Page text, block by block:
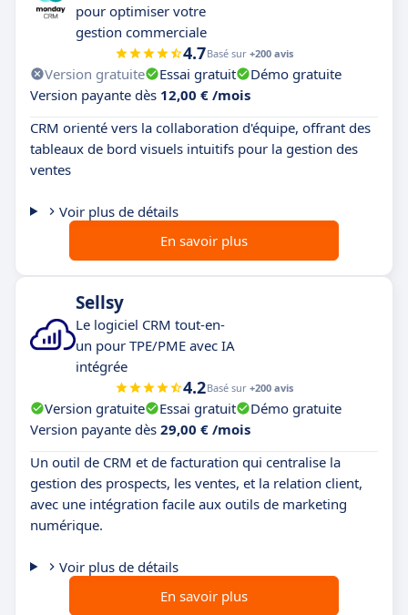
pour optimiser votre
gestion commerciale
4.7Basé sur +200 avis
Version gratuite Essai gratuit
Démo gratuite
Version payante dès 12,00 € /mois
CRM orienté vers la collaboration d'équipe, offrant des
tableaux de bord visuels intuitifs pour la gestion des
ventes
Voir plus de détails
En savoir plus
Sellsy
Le logiciel CRM tout-en-
un pour TPE/PME avec IA
intégrée
4.2Basé sur +200 avis
Version gratuite Essai gratuit
Démo gratuite
Version payante dès 29,00 € /mois
Un outil de CRM et de facturation qui centralise la
gestion des prospects, les ventes, et la relation client,
avec une intégration facile aux outils de marketing
numérique.
Voir plus de détails
En savoir plus